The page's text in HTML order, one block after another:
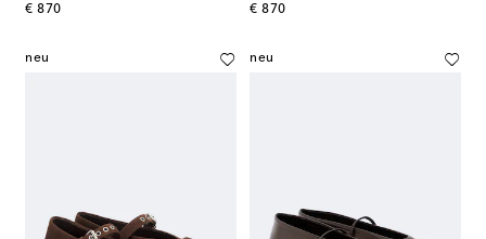
€ 870
original price
€ 870
original price
neu neu